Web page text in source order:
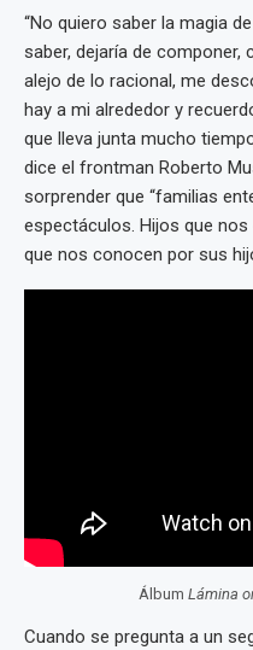
“No quiero saber la magia
saber, dejaría de
alejo de lo racional, me
hay a mi alrededor y
que lleva junta mucho
dice el frontman Roberto
sorprender que “familias
espectáculos. Hijos que
que nos conocen por sus
Álbum Lámina
Cuando se pregunta a un